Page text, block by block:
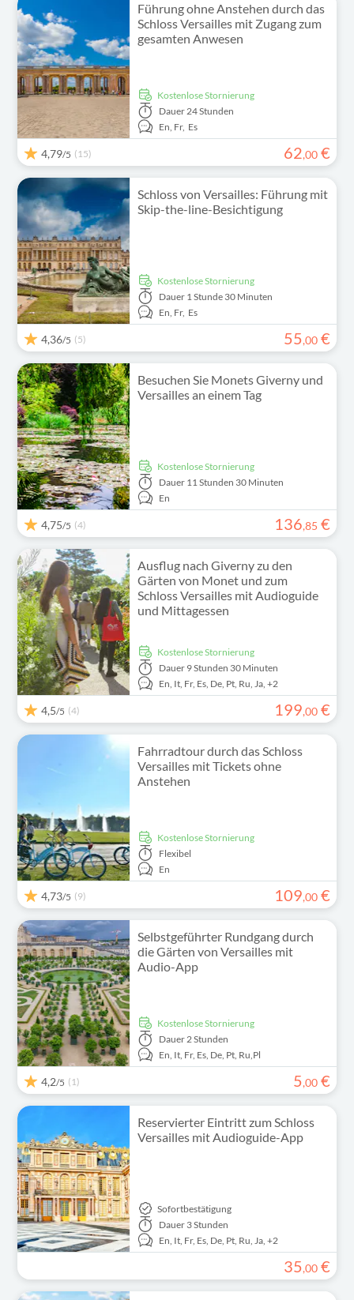
Führung ohne Anstehen durch das
Schloss Versailles mit Zugang zum
gesamten Anwesen
kostenlose Stornierung
Dauer 24 Stunden
En, Fr, Es
4,79/5 (15) 62,00 €
Schloss von Versailles: Führung mit
Skip-the-line-Besichtigung
kostenlose Stornierung
Dauer 1 Stunde 30 Minuten
En, Fr, Es
4,36/5 (5) 55,00 €
Besuchen Sie Monets Giverny und
Versailles an einem Tag
kostenlose Stornierung
Dauer 11 Stunden 30 Minuten
En
4,75/5 (4) 136,85 €
Ausflug nach Giverny zu den
Gärten von Monet und zum
Schloss Versailles mit Audioguide
und Mittagessen
kostenlose Stornierung
Dauer 9 Stunden 30 Minuten
En, It, Fr, Es, De, Pt, Ru, Ja, +2
4,5/5 (4) 199,00 €
Fahrradtour durch das Schloss
Versailles mit Tickets ohne
Anstehen
kostenlose Stornierung
Flexibel
En
4,73/5 (9) 109,00 €
Selbstgeführter Rundgang durch
die Gärten von Versailles mit
Audio-App
kostenlose Stornierung
Dauer 2 Stunden
En, It, Fr, Es, De, Pt, Ru,Pl
4,2/5 (1) 5,00 €
Reservierter Eintritt zum Schloss
Versailles mit Audioguide-App
Sofortbestätigung
Dauer 3 Stunden
En, It, Fr, Es, De, Pt, Ru, Ja, +2
35,00 €